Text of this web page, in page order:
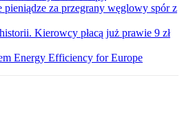
pieniądze za przegrany węglowy spór z
Kierowcy płacą już prawie 9 zł
Energy Efficiency for Europe